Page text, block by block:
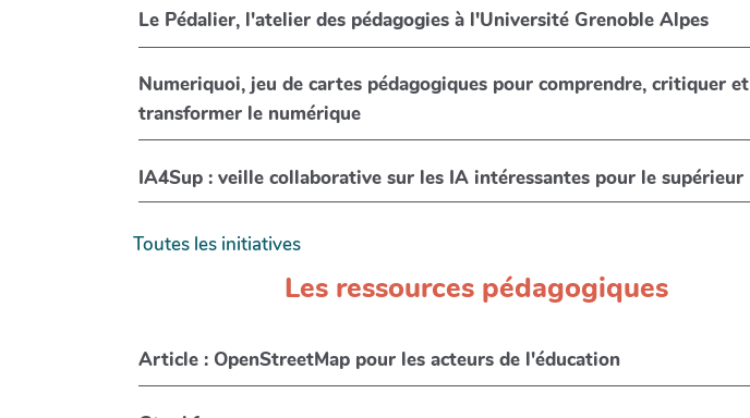
Le Pédalier, l'atelier des pédagogies à l'Université Grenoble Alpes
Numeriquoi, jeu de cartes pédagogiques pour comprendre, critiquer et
transformer le numérique
IA4Sup : veille collaborative sur les IA intéressantes pour le supérieur
Toutes les initiatives
Les ressources pédagogiques
Article : OpenStreetMap pour les acteurs de l'éducation